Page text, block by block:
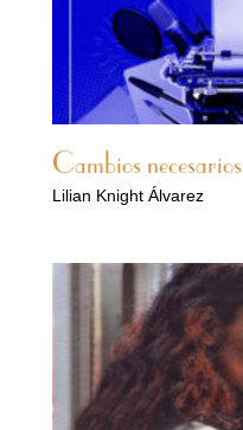
Cambios necesarios
Lilian Knight Álvarez